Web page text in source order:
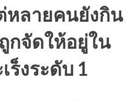
หลายคนยังกิน
กจัดให้อยู่ใน
ร็งระดับ 1